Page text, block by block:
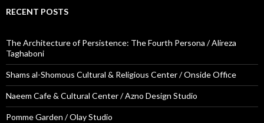
RECENT POSTS
The Architecture of Persistence: The Fourth Persona / Alireza
Taghaboni
Shams al-Shomous Cultural & Religious Center / Onside Office
Naeem Cafe & Cultural Center / Azno Design Studio
Pomme Garden / Olay Studio